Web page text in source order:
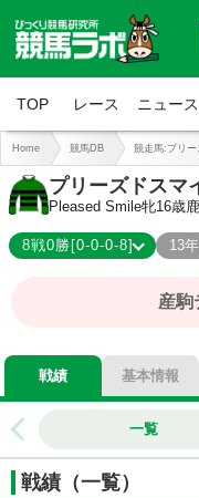
TOP レース ニュース
Home 競馬DB 競走馬:プリ
プリーズドスマ
Pleased Smile牝16歳
8戦0勝[0-0-0-8]
13
複勝
産駒
戦績 基本情報
一覧
戦績（一覧）